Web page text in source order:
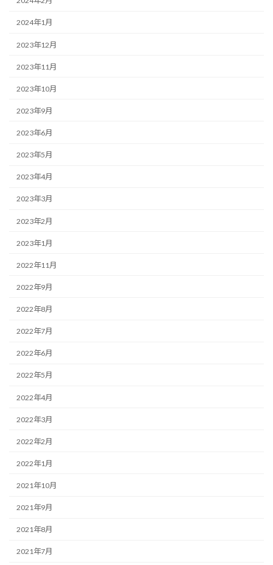
2024年1月
2023年12月
2023年11月
2023年10月
2023年9月
2023年6月
2023年5月
2023年4月
2023年3月
2023年2月
2023年1月
2022年11月
2022年9月
2022年8月
2022年7月
2022年6月
2022年5月
2022年4月
2022年3月
2022年2月
2022年1月
2021年10月
2021年9月
2021年8月
2021年7月